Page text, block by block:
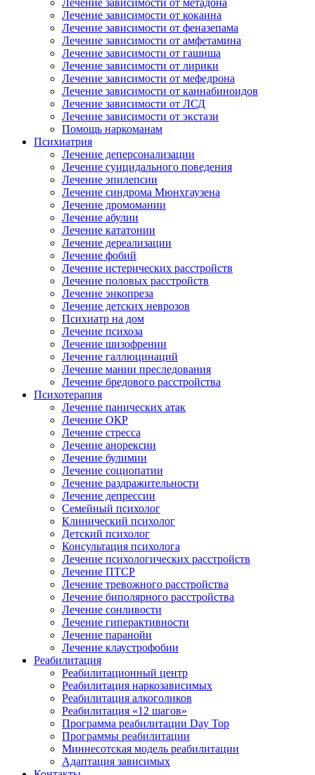
Лечение зависимости от метадона
Лечение зависимости от кокаина
Лечение зависимости от феназепама
Лечение зависимости от амфетамина
Лечение зависимости от гашиша
Лечение зависимости от лирики
Лечение зависимости от мефедрона
Лечение зависимости от каннабиноидов
Лечение зависимости от ЛСД
Лечение зависимости от экстази
Помощь наркоманам
Психиатрия
Лечение деперсонализации
Лечение суицидального поведения
Лечение эпилепсии
Лечение синдрома Мюнхгаузена
Лечение дромомании
Лечение абулии
Лечение кататонии
Лечение дереализации
Лечение фобий
Лечение истерических расстройств
Лечение половых расстройств
Лечение энкопреза
Лечение детских неврозов
Психиатр на дом
Лечение психоза
Лечение шизофрении
Лечение галлюцинаций
Лечение мании преследования
Лечение бредового расстройства
Психотерапия
Лечение панических атак
Лечение ОКР
Лечение стресса
Лечение анорексии
Лечение булимии
Лечение социопатии
Лечение раздражительности
Лечение депрессии
Семейный психолог
Клинический психолог
Детский психолог
Консультация психолога
Лечение психологических расстройств
Лечение ПТСР
Лечение тревожного расстройства
Лечение биполярного расстройства
Лечение сонливости
Лечение гиперактивности
Лечение паранойи
Лечение клаустрофобии
Реабилитация
Реабилитационный центр
Реабилитация наркозависимых
Реабилитация алкоголиков
Реабилитация «12 шагов»
Программа реабилитации Day Top
Программы реабилитации
Миннесотская модель реабилитации
Адаптация зависимых